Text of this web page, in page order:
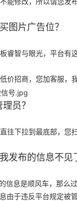
图片广告位？
睿智与眼光，平台有
价招商，您加客服，
员？
往下拉到最底部，您
发布的信息不见
信息是顺风车，那么
由于违反平台规定被